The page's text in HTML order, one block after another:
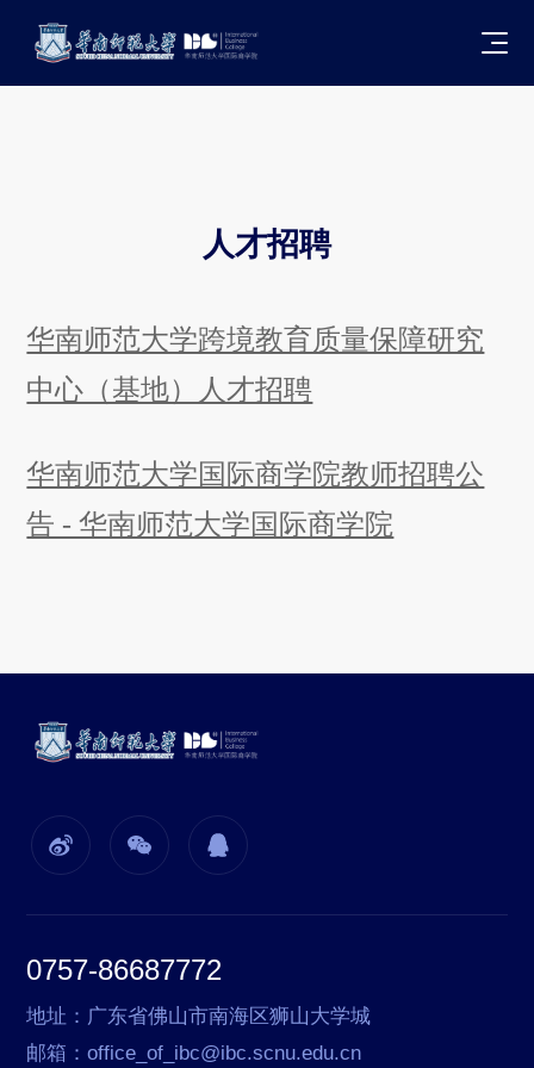
人才招聘
华南师范大学跨境教育质量保障研究
中心（基地）人才招聘
华南师范大学国际商学院教师招聘公
告 - 华南师范大学国际商学院
0757-86687772
地址：广东省佛山市南海区狮山大学城
邮箱：office_of_ibc@ibc.scnu.edu.cn